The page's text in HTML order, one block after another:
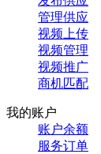
管理供应
视频上传
视频管理
视频推广
商机匹配
我的账户
账户余额
服务订单